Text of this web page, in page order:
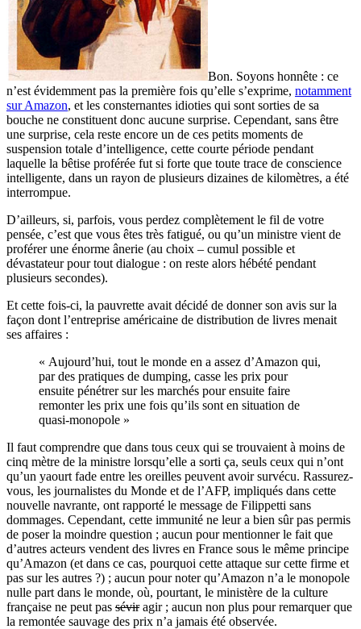
Bon. Soyons honnête : ce
n’est évidemment pas la première fois qu’elle s’exprime, notamment
sur Amazon, et les consternantes idioties qui sont sorties de sa
bouche ne constituent donc aucune surprise. Cependant, sans être
une surprise, cela reste encore un de ces petits moments de
suspension totale d’intelligence, cette courte période pendant
laquelle la bêtise proférée fut si forte que toute trace de conscience
intelligente, dans un rayon de plusieurs dizaines de kilomètres, a été
interrompue.
D’ailleurs, si, parfois, vous perdez complètement le fil de votre
pensée, c’est que vous êtes très fatigué, ou qu’un ministre vient de
proférer une énorme ânerie (au choix – cumul possible et
dévastateur pour tout dialogue : on reste alors hébété pendant
plusieurs secondes).
Et cette fois-ci, la pauvrette avait décidé de donner son avis sur la
façon dont l’entreprise américaine de distribution de livres menait
ses affaires :
« Aujourd’hui, tout le monde en a assez d’Amazon qui,
par des pratiques de dumping, casse les prix pour
ensuite pénétrer sur les marchés pour ensuite faire
remonter les prix une fois qu’ils sont en situation de
quasi-monopole »
Il faut comprendre que dans tous ceux qui se trouvaient à moins de
cinq mètre de la ministre lorsqu’elle a sorti ça, seuls ceux qui n’ont
qu’un yaourt fade entre les oreilles peuvent avoir survécu. Rassurez-
vous, les journalistes du Monde et de l’AFP, impliqués dans cette
nouvelle navrante, ont rapporté le message de Filippetti sans
dommages. Cependant, cette immunité ne leur a bien sûr pas permis
de poser la moindre question ; aucun pour mentionner le fait que
d’autres acteurs vendent des livres en France sous le même principe
qu’Amazon (et dans ce cas, pourquoi cette attaque sur cette firme et
pas sur les autres ?) ; aucun pour noter qu’Amazon n’a le monopole
nulle part dans le monde, où, pourtant, le ministère de la culture
française ne peut pas séviragir ; aucun non plus pour remarquer que
la remontée sauvage des prix n’a jamais été observée.